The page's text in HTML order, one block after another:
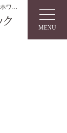
ワイ
MENU